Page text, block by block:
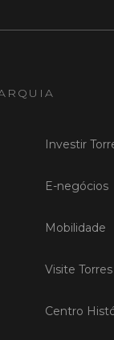
Investir
E-negócios
Mobilidade
Visite
Centro